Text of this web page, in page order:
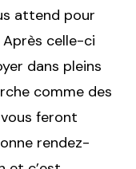
attend pour
celle-ci
dans pleins
comme des
feront
rendez-